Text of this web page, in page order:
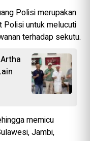
Polisi merupakan
Polisi untuk melucuti
terhadap sekutu.
memicu
Jambi,